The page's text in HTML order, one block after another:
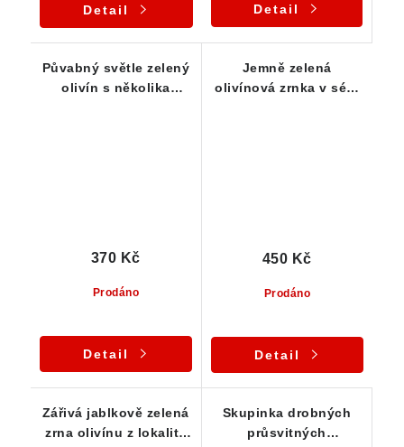
Detail Detail
Půvabný světle zelený
olivín s několika
Prodáno
370 Kč
Detail
Jemně zelená
olivínová zrnka v sérii
Prodáno
450 Kč
Detail
Zářivá jablkově zelená
zrna olivínu z lokality
Skupinka drobných
průsvitných